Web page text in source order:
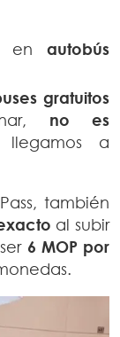
en autobús
gratuitos
no es
a
también
al subir
6 MOP por